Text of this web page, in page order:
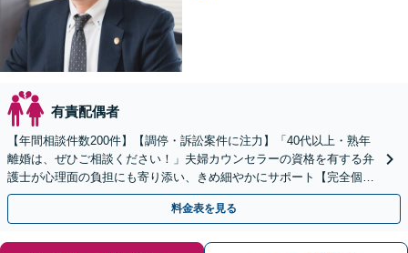
有責配偶者
【年間相談件数200件】【調停・訴訟案件に注力】「40代以上・熟年
離婚は、ぜひご相談ください！」夫婦カウンセラーの資格を有する弁
護士が心理面の負担にも寄り添い、きめ細やかにサポート【完全個室
対応】【子連れ相談可】【夜間相談可（要相談）】
料金表を見る